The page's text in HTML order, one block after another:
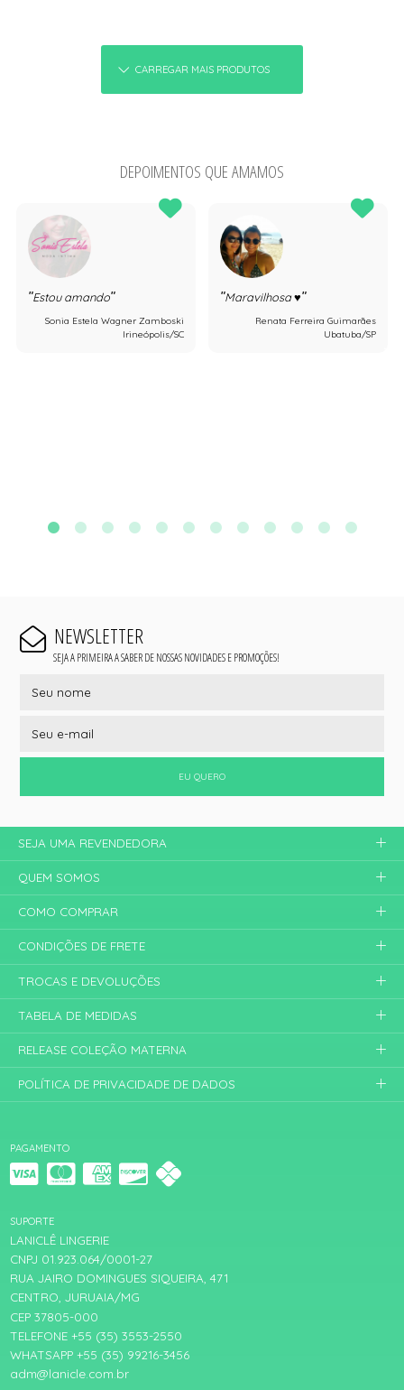
CARREGAR MAIS PRODUTOS
DEPOIMENTOS QUE AMAMOS
Estou amando
Sonia Estela Wagner Zamboski
Irineópolis/SC
Maravilhosa ♥️
Renata Ferreira Guimarães
Ubatuba/SP
NEWSLETTER
SEJA A PRIMEIRA A SABER DE NOSSAS NOVIDADES E PROMOÇÕES!
EU QUERO
PAGAMENTO
SUPORTE
LANICLÊ LINGERIE
CNPJ 01.923.064/0001-27
RUA JAIRO DOMINGUES SIQUEIRA, 471
CENTRO, JURUAIA/MG
CEP 37805-000
TELEFONE +55 (35) 3553-2550
WHATSAPP +55 (35) 99216-3456
adm@lanicle.com.br
SEJA UMA REVENDEDORA
QUEM SOMOS
COMO COMPRAR
CONDIÇÕES DE FRETE
TROCAS E DEVOLUÇÕES
TABELA DE MEDIDAS
RELEASE COLEÇÃO MATERNA
POLÍTICA DE PRIVACIDADE DE DADOS